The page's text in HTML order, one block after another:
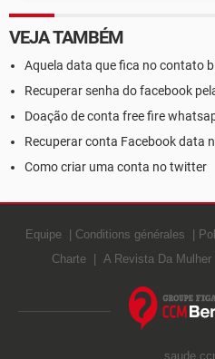
VEJA TAMBÉM
Aquela data que fica no contato
Recuperar senha do facebook
Doação de conta free fire
Recuperar conta Facebook data
Como criar uma conta no twitter
Equipe Conditions générales
Charte
A Revista Da Mulher